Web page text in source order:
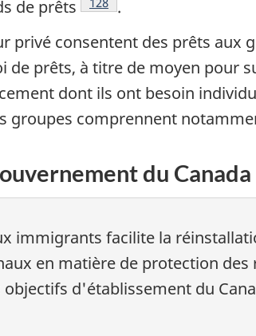
de prêts
.
privé consentent des prêts aux
de prêts, à titre de moyen pour
dont ils ont besoin
de page
groupes comprennent
du Canada
immigrants facilite la
en matière de protection
d'établissement du